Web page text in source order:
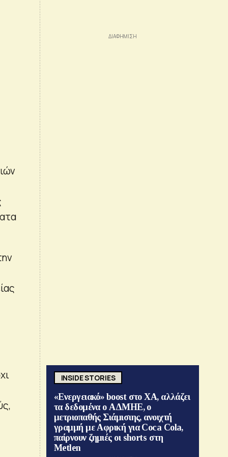
INSIDE STORIES
«Ενεργειακό» boost στο ΧΑ, αλλάζει
τα δεδομένα ο ΑΔΜΗΕ, ο
μετριοπαθής Σιάμισιης, ανοιχτή
γραμμή με Αφρική για Coca Cola,
παίρνουν ζημιές οι shorts στη
Metlen